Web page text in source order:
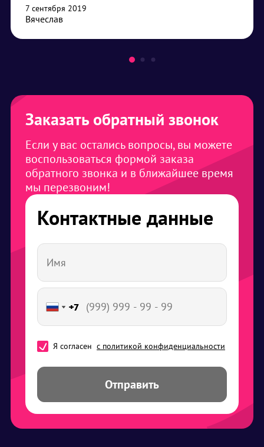
7 сентября 2019
Вячеслав
Заказать обратный звонок
Если у вас остались вопросы, вы можете
воспользоваться формой заказа
обратного звонка и в ближайшее время
мы перезвоним!
Контактные данные
+7
+7
+7
+7
+7
Я согласен с политикой конфиденциальности
Отправить